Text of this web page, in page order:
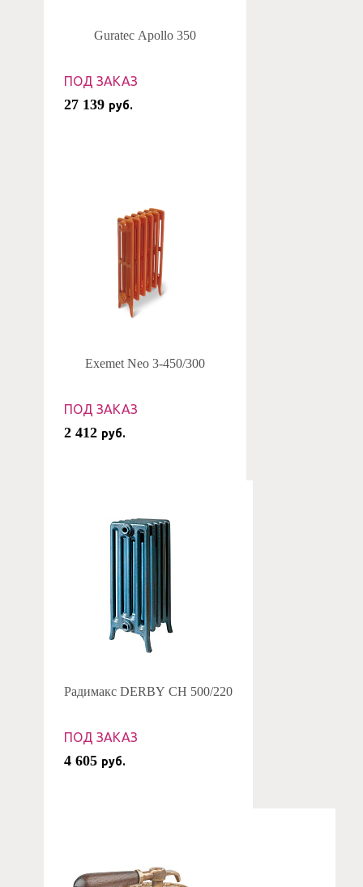
Guratec Apollo 350
ПОД ЗАКАЗ
27 139 руб.
Exemet Neo 3-450/300
ПОД ЗАКАЗ
2 412 руб.
Радимакс DERBY CH 500/220
ПОД ЗАКАЗ
4 605 руб.